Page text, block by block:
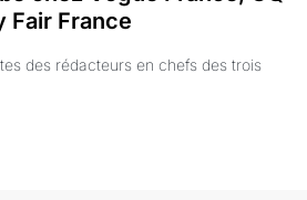
Fair France
des rédacteurs en chefs des trois